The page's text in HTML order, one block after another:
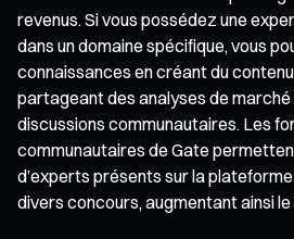
revenus. Si vous possédez une
dans un domaine spécifique, vous
connaissances en créant du
partageant des analyses de
discussions communautaires. Les
communautaires de Gate
d’experts présents sur la
divers concours, augmentant ainsi